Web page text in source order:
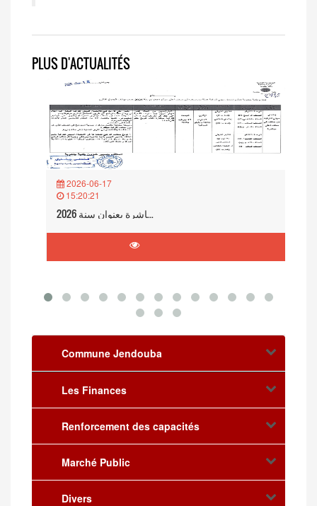
PLUS D'ACTUALITÉS
2026-06-17
15:20:21
بلاغ حول تنظيم إمتحان مهني لترقية عملة من صنف إلى صنف أعلى مباشرة بعنوان سنة 2026
Commune Jendouba
Les Finances
Renforcement des capacités
Marché Public
Divers